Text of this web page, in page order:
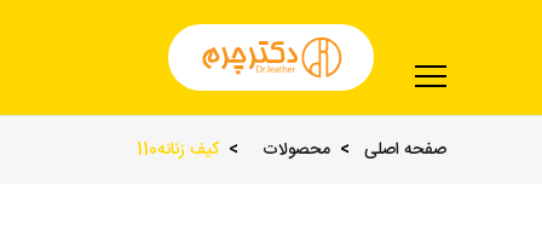
صفحه اصلی محصولات کیف زنانه110